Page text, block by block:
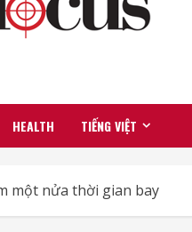
HEALTH TIẾNG VIỆT
một nửa thời gian bay